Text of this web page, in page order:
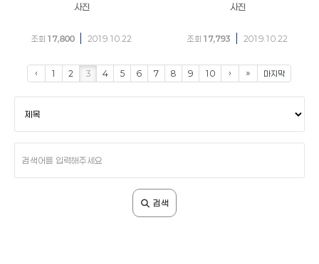
사진
조회 17,800 2019.10.22
사진
조회 17,793 2019.10.22
‹ 1 2 3 4 5 6 7 8 9 10 › » 마지막
조
어
력
검색